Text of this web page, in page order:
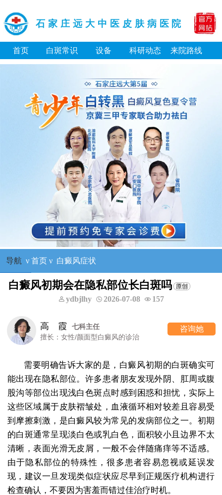
石家庄远大中医皮肤病医院
首页 白斑常识 设备 科研动态 来院路线
导航 ν 首页ν 白癜风症状
白癜风初期会在隐私部位长白斑吗
ydbjlhy 2026-07-08 157
高 霞
七科主任
擅长：女性/颜面型白癜风的诊治
咨询她
需要明确告诉大家的是，白癜风初期的白斑确实可
能出现在隐私部位。许多患者朋友发现外阴、肛周或腹
股沟等部位出现浅白色斑点时感到困惑和担忧，实际上
这些区域属于皮肤褶皱处，血液循环相对较差且容易受
到摩擦刺激，是白癜风较为常见的发病部位之一。初期
的白斑通常呈现淡白色或乳白色，面积较小且边界不太
清晰，表面光滑无皮屑，一般不会伴随痛痒等不适感。
由于隐私部位的特殊性，很多患者容易忽视或延误发
现，建议一旦发现类似症状应尽早到正规医疗机构进行
检查确认，不要因为害羞而错过佳治疗时机。